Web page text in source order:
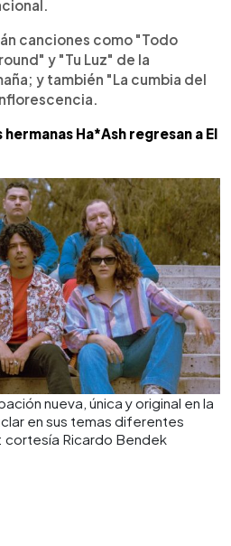
canciones como "Todo
y "Tu Luz" de la
y también "La cumbia del
Ha*Ash regresan a El
nueva, única y original en la
en sus temas diferentes
Ricardo Bendek